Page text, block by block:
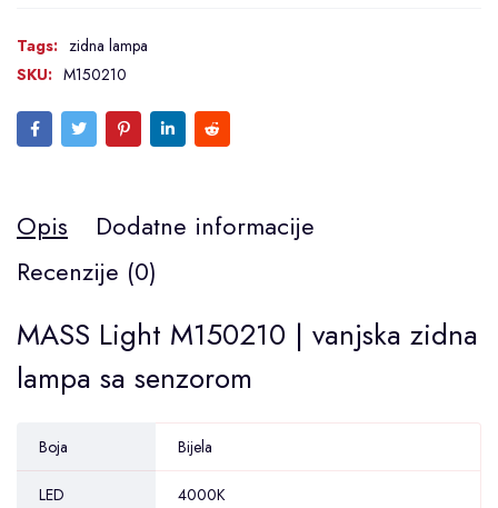
Tags: zidna lampa
SKU: M150210
Opis
Dodatne informacije
Recenzije (0)
MASS Light M150210 | vanjska zidna
lampa sa senzorom
Boja Bijela
LED 4000K